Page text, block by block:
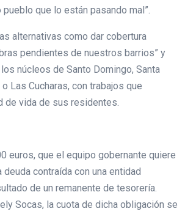
que lo están pasando mal”.
alternativas como dar cobertura
pendientes de nuestros barrios” y
núcleos de Santo Domingo, Santa
Las Cucharas, con trabajos que
de vida de sus residentes.
euros, que el equipo gobernante quiere
deuda contraída con una entidad
de un remanente de tesorería.
Socas, la cuota de dicha obligación se